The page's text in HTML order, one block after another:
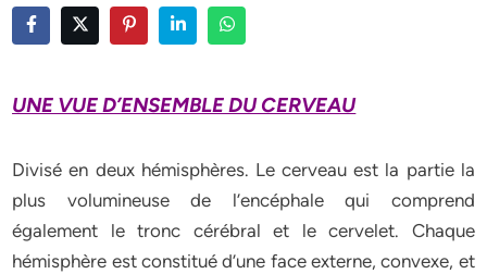
UNE VUE D’ENSEMBLE DU CERVEAU
Divisé en deux hémisphères. Le cerveau est la partie la
plus volumineuse de l’encéphale qui comprend
également le tronc cérébral et le cervelet. Chaque
hémisphère est constitué d’une face externe, convexe, et